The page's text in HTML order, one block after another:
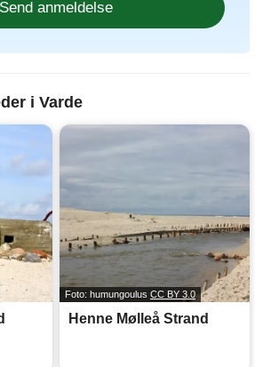
i Varde
Foto: humungoulus CC BY 3.0
Henne Mølleå Strand